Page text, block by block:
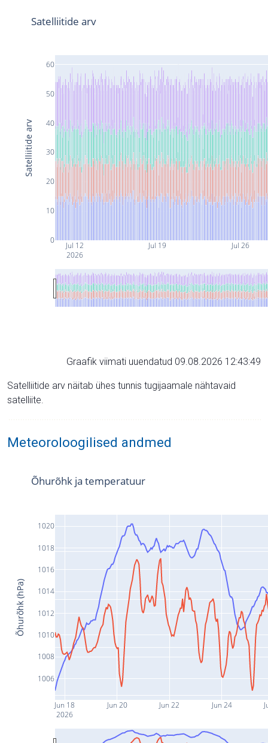
Jul 12
2026
Jul 19 Jul 26
0
10
20
30
40
50
60
Satelliitide arv
Satelliitide arv
Graafik viimati uuendatud 09.08.2026 12:43:49
Satelliitide arv näitab ühes tunnis tugijaamale nähtavaid
satelliite.
Meteoroloogilised andmed
Jun 18
2026
Jun 20 Jun 22 Jun 24
1006
1008
1010
1012
1014
1016
1018
1020
Õhurõhk ja temperatuur
Õhurõhk (hPa)